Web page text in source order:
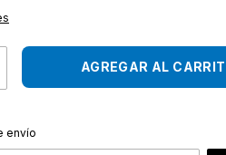
CP:
envío